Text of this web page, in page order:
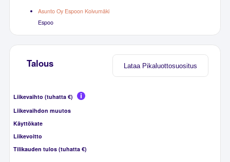
Asunto Oy Espoon Koivumäki
Espoo
Lataa Pikaluottosuositus
Talous
Liikevaihto (tuhatta €)
Liikevaihdon muutos
Käyttökate
Liikevoitto
Tilikauden tulos (tuhatta €)